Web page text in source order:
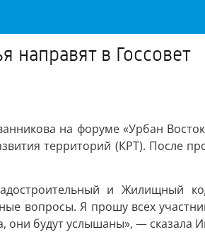
в Госсовет
на форуме «Урбан
территорий (КРТ). После
и Жилищный
вопросы. Я прошу всех
они будут услышаны», — сказала